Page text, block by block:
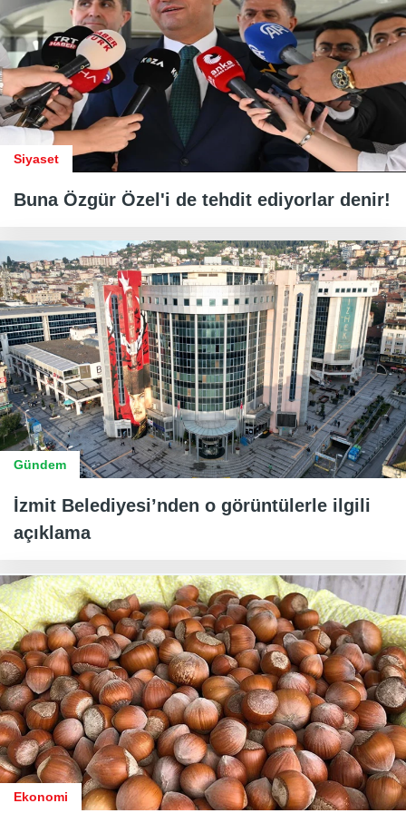
Siyaset
Buna Özgür Özel'i de tehdit ediyorlar denir!
Gündem
İzmit Belediyesi’nden o görüntülerle ilgili
açıklama
Ekonomi